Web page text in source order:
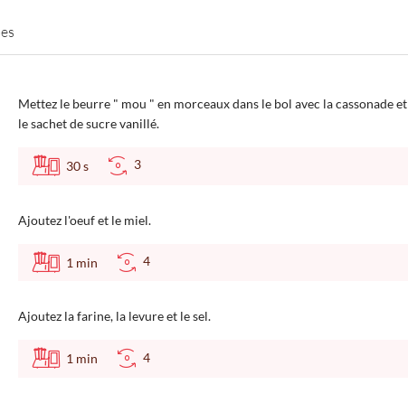
Mettez le beurre " mou " en morceaux dans le bol avec la cassonade et
le sachet de sucre vanillé.
30s 3
Ajoutez l'oeuf et le miel.
1 min 4
Ajoutez la farine, la levure et le sel.
1 min 4